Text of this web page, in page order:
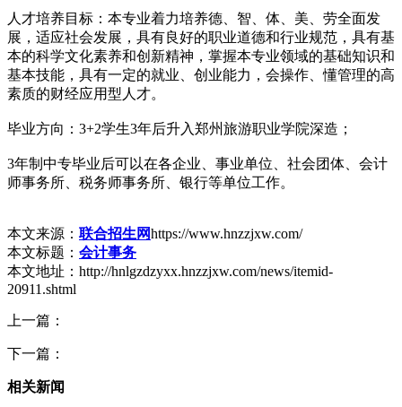
人才培养目标：本专业着力培养德、智、体、美、劳全面发
展，适应社会发展，具有良好的职业道德和行业规范，具有基
本的科学文化素养和创新精神，掌握本专业领域的基础知识和
基本技能，具有一定的就业、创业能力，会操作、懂管理的高
素质的财经应用型人才。
毕业方向：3+2学生3年后升入郑州旅游职业学院深造；
3年制中专毕业后可以在各企业、事业单位、社会团体、会计
师事务所、税务师事务所、银行等单位工作。
本文来源： 联合招生网https://www.hnzzjxw.com/
本文标题： 会计事务
本文地址：http://hnlgzdzyxx.hnzzjxw.com/news/itemid-
20911.shtml
上一篇：
下一篇：
相关新闻